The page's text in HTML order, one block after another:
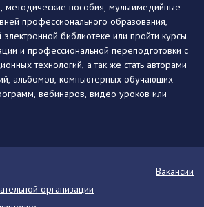
пособия, мультимедийные
профессионального образования,
библиотеке или пройти курсы
и профессиональной переподготовки с
технологий, а так же стать авторами
альбомов, компьютерных обучающих
вебинаров, видео уроков или
Вакансии
организации